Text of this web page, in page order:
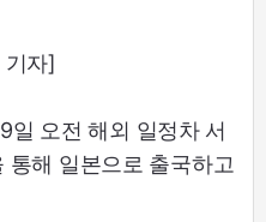
기자]
일 오전 해외 일정차 서
통해 일본으로 출국하고